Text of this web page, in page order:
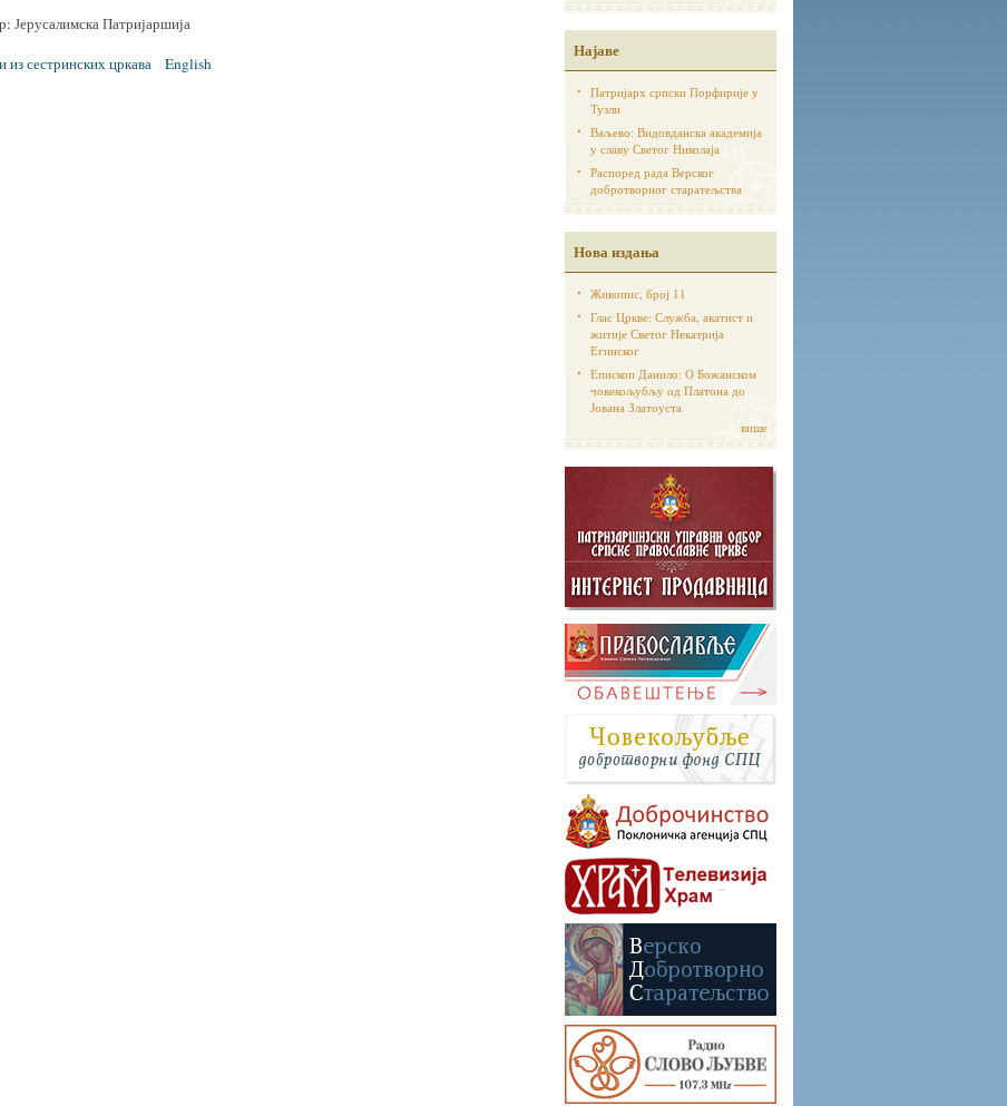
Јерусалимска Патријаршија
из сестринских цркава
English
Најаве
Патријарх српски Порфирије у
Тузли
Ваљево: Видовданска академија
у славу Светог Николаја
Распоред рада Верског
добротворног старатељства
Нова издања
Живопис, број 11
Глас Цркве: Служба, акатист и
житије Светог Некатрија
Егинског
Епископ Данило: О Божанском
човекољубљу од Платона до
Јована Златоуста
више